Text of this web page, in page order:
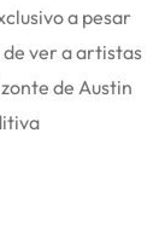
a pesar
ver a artistas
de Austin